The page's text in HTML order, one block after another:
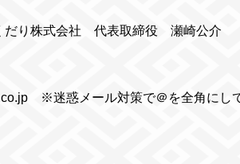
だり株式会社 代表取締役 瀬崎公介
※迷惑メール対策で＠を全角にして